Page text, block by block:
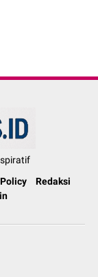
Redaksi